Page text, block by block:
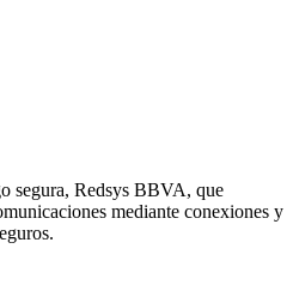
segura, Redsys BBVA, que
mediante conexiones y